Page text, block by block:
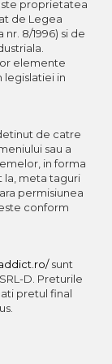
proprietatea
de Legea
8/1996) si de
elemente
legislatiei in
de catre
sau a
in forma
la, meta taguri
permisiunea
conform
sunt
D. Preturile
pretul final